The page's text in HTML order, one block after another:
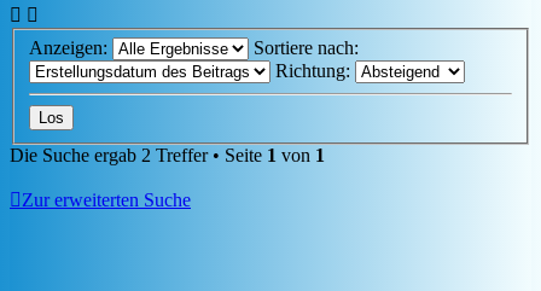
Anzeigen:
Sortiere nach:
Richtung:
Die Suche ergab 2 Treffer • Seite 1 von 1
Zur erweiterten Suche